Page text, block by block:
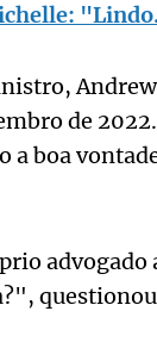
de
a boa
advogado